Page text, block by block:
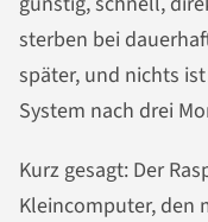
sterben bei
später, und nichts
System nach drei
Kurz gesagt: Der
Kleincomputer, den